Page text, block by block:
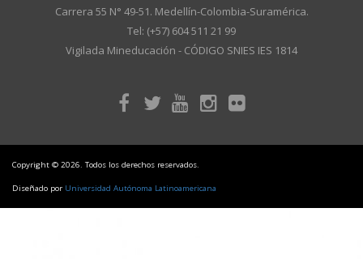
Carrera 55 N° 49-51. Medellín-Colombia-Suramérica.
Tel: (+57) 604 511 21 99
Vigilada Mineducación - CÓDIGO SNIES IES 1814
Copyright © 2026. Todos los derechos reservados.
Diseñado por Universidad Autónoma Latinoamericana